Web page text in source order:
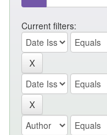
Current filters: